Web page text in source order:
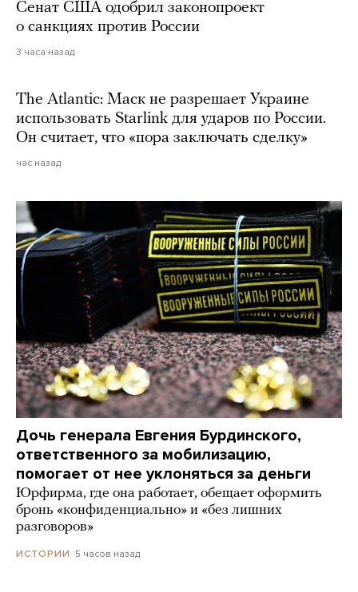
Сенат США одобрил законопроект
о санкциях против России
3 часа назад
The Atlantic: Маск не разрешает Украине
использовать Starlink для ударов по России.
Он считает, что «пора заключать сделку»
час назад
Дочь генерала Евгения Бурдинского,
ответственного за мобилизацию,
помогает от нее уклоняться за деньги
Юрфирма, где она работает, обещает оформить
бронь «конфиденциально» и «без лишних
разговоров»
ИСТОРИИ 5 часов назад